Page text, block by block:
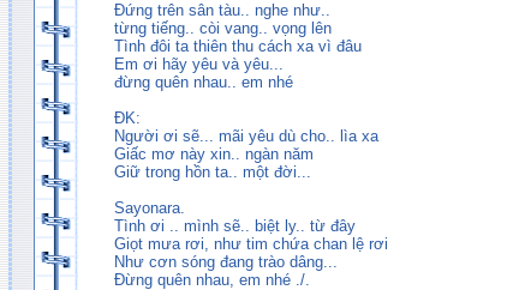
Đứng trên sân tàu.. nghe như..
từng tiếng.. còi vang.. vọng lên
Tình đôi ta thiên thu cách xa vì đâu
Em ơi hãy yêu và yêu...
đừng quên nhau.. em nhé
ĐK:
Người ơi sẽ... mãi yêu dù cho.. lìa xa
Giấc mơ này xin.. ngàn năm
Giữ trong hồn ta.. một đời...
Sayonara.
Tình ơi .. mình sẽ.. biệt ly.. từ đây
Giọt mưa rơi, như tim chứa chan lệ rơi
Như cơn sóng đang trào dâng...
Đừng quên nhau, em nhé ./.